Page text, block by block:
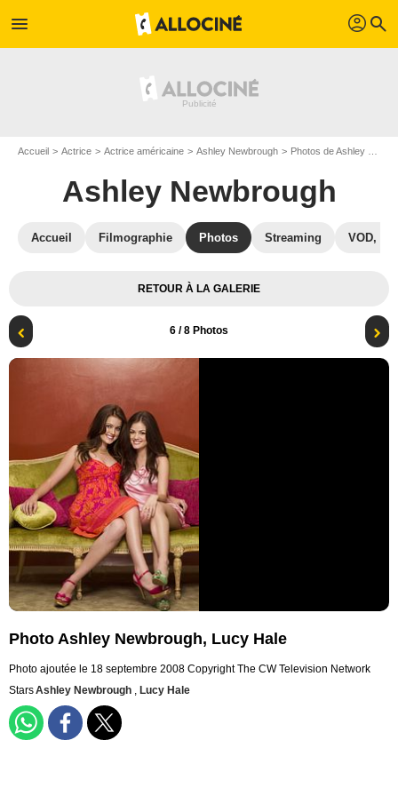
menu profil search
Accueil Actrice Actrice américaine Ashley Newbrough Photos de Ashley Newbrough
Ashley Newbrough
Accueil Filmographie Photos Streaming VOD,
RETOUR À LA GALERIE
6 / 8 Photos
Photo Ashley Newbrough, Lucy Hale
Photo ajoutée le 18 septembre 2008 Copyright The CW Television Network
StarsAshley Newbrough , Lucy Hale